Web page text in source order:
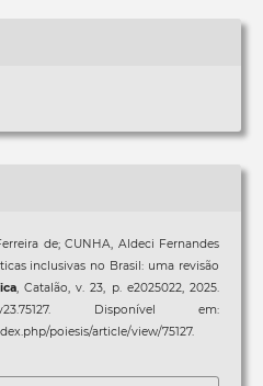
de; CUNHA, Aldeci Fernandes
inclusivas no Brasil: uma revisão
, Catalão, v. 23, p. e2025022, 2025.
Disponível em:
poiesis/article/view/75127.